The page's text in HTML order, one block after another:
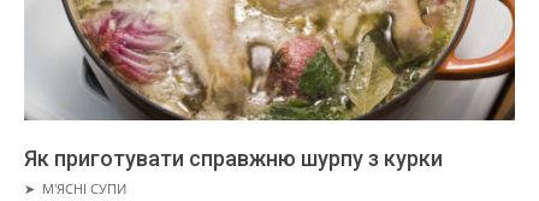
Як приготувати справжню шурпу з курки
2019-
➤ М'ЯСНІ СУПИ